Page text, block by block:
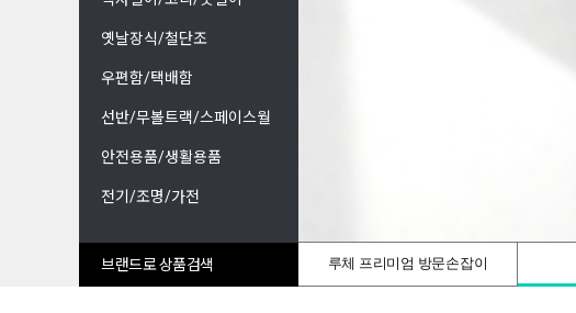
옛날장식/철단조
우편함/택배함
선반/무볼트랙/스페이스월
안전용품/생활용품
전기/조명/가전
브랜드로 상품검색 루체 프리미엄 방문손잡이